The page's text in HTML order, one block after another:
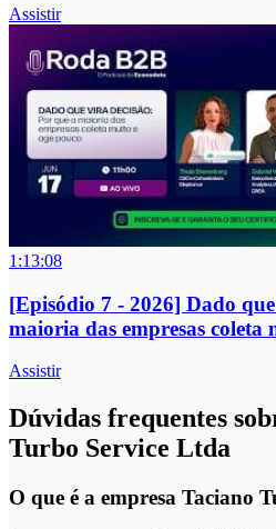
Assistir
1:13:08
[Episódio 7 - 2026] Dado
maioria das empresas coleta
Assistir
Dúvidas frequentes
Turbo Service Ltda
O que é a empresa Taciano